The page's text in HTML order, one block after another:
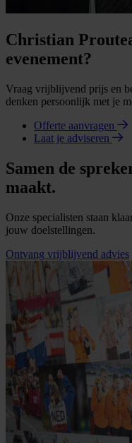
Christian
evenement?
Vraag vrijblijvend prijs en
denken persoonlijk met je
Offerte aanvragen
Laat je adviseren
Samen de
maakt.
Onze specialisten staan
jouw doelstellingen.
Ontvang vrijblijvend advies